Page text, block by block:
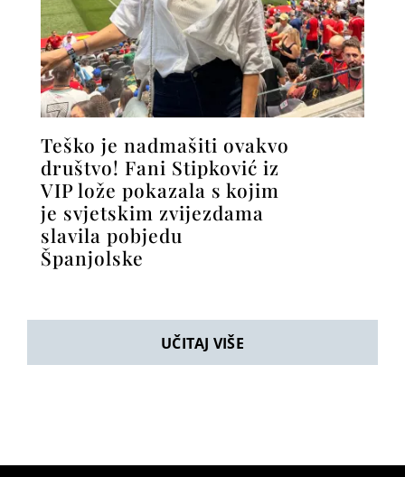
Teško je nadmašiti ovakvo
društvo! Fani Stipković iz
VIP lože pokazala s kojim
je svjetskim zvijezdama
slavila pobjedu
Španjolske
UČITAJ VIŠE